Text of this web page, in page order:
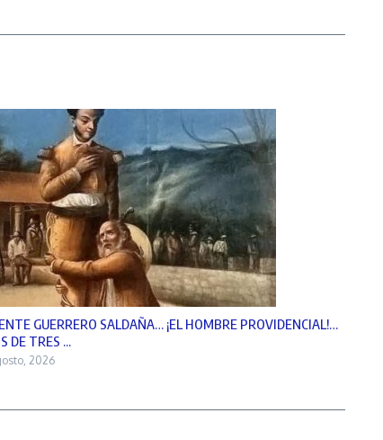
GUERRERO SALDAÑA… ¡EL HOMBRE PROVIDENCIAL!…
DE TRES ...
2026